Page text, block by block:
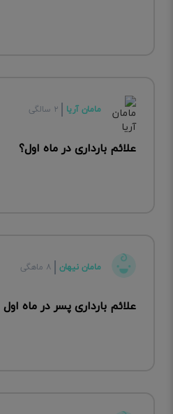
مامان آریا ۲ سالگی
علائم بارداری در ماه اول؟
مامان نیهان ۸ ماهگی
علائم بارداری پسر در ماه اول